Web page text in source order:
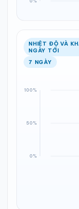
NHIỆT ĐỘ VÀ
NGÀY TỚI
7 NGÀY